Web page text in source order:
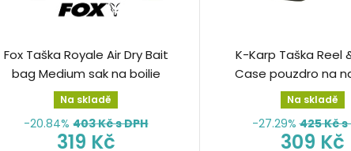
Fox Taška Royale Air Dry Bait
bag Medium sak na boilie
Na skladě
-20.84% 403Kč s DPH
319 Kč
K-Karp Taška Reel
Case pouzdro na
cívky
Na skladě
-27.29% 425Kč s
309 Kč